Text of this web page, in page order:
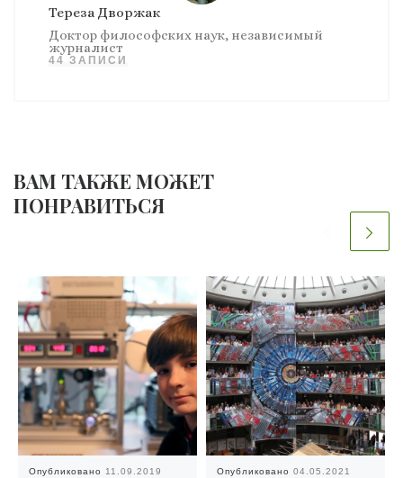
Тереза Дворжак
Доктор философских наук, независимый
журналист
44 ЗАПИСИ
ВАМ ТАКЖЕ МОЖЕТ
ПОНРАВИТЬСЯ
Опубликовано 11.09.2019 Опубликовано 04.05.2021